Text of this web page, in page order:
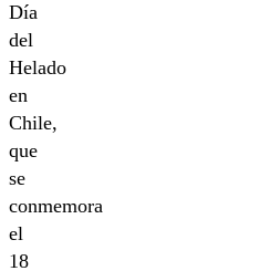
Día
del
Helado
en
Chile,
que
se
conmemora
el
18